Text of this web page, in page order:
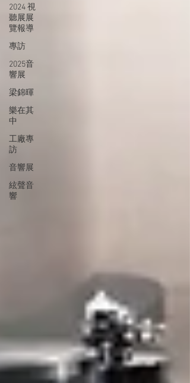
2024 視
聽展展
覽報導
專訪
2025音
響展
梁錦暉
樂在其
中
工廠專
訪
音響展
絃聲音
響